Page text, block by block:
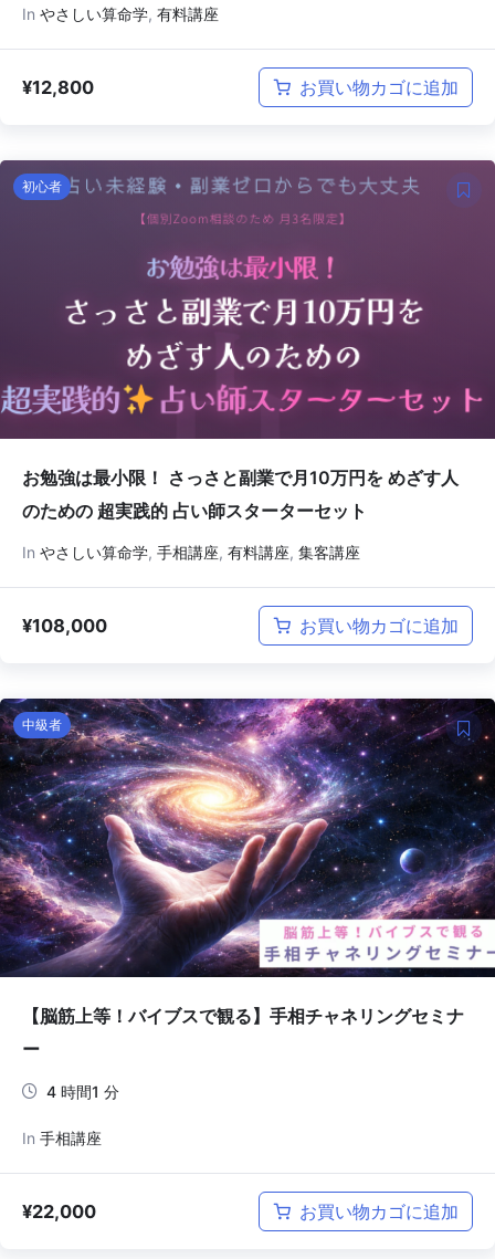
In やさしい算命学, 有料講座
¥12,800 お買い物カゴに追加
初心者
お勉強は最小限！ さっさと副業で月10万円を めざす人
のための 超実践的 占い師スターターセット
In やさしい算命学, 手相講座, 有料講座, 集客講座
¥108,000 お買い物カゴに追加
中級者
【脳筋上等！バイブスで観る】手相チャネリングセミナ
ー
4 時間1 分
In 手相講座
¥22,000 お買い物カゴに追加